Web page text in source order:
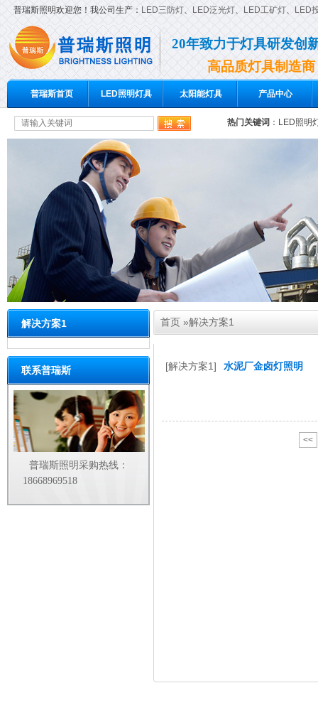
普瑞斯照明欢迎您！我公司生产： LED三防灯、 LED泛光灯、 LED工矿灯、 LED
20年致力于灯具研发创
高品质灯具制造商
普瑞斯首页 LED照明灯具 太阳能灯具 产品中心
热门关键词 ： LED照明
解决方案1
联系普瑞斯
普瑞斯照明采购热线：
18668969518
首页 »解决方案1
[解决方案1] 水泥厂金卤灯照明
<<